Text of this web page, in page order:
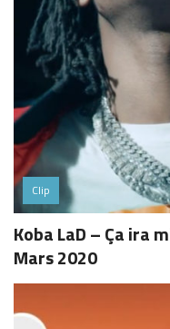
Clip
Koba LaD – Ça ira
Mars 2020